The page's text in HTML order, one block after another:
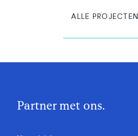
ALLE PROJECTEN
Partner met ons.